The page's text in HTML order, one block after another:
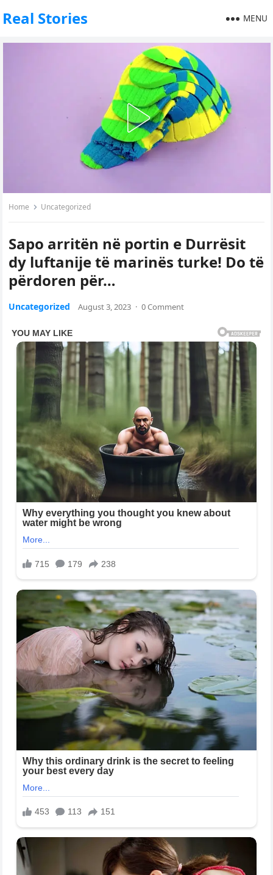
Real Stories MENU
Home Uncategorized
Sapo arritën në portin e Durrësit
dy luftanije të marinës turke! Do të
përdoren për…
Uncategorized August 3, 2023 · 0 Comment